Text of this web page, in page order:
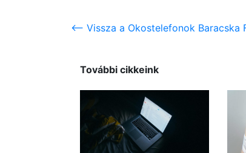
<-- Vissza a Okostelefonok Baracska
További cikkeink